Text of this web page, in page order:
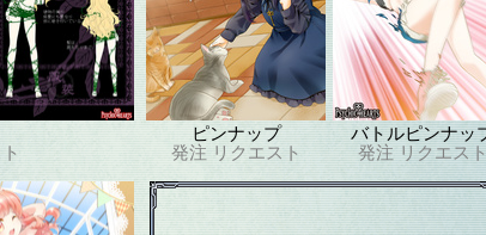
ピンナップ
発注 リクエスト
バトルピンナッ
発注 リクエス